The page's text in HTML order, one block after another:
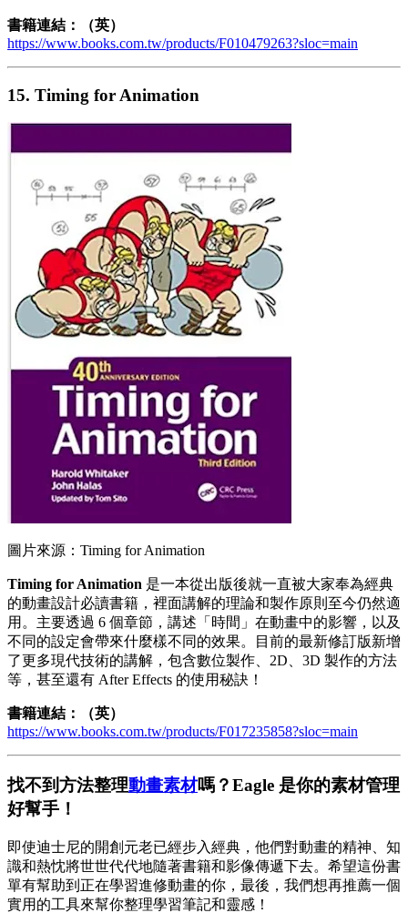
書籍連結：（英）
https://www.books.com.tw/products/F010479263?sloc=main
15. Timing for Animation
圖片來源：Timing for Animation
Timing for Animation 是一本從出版後就一直被大家奉為經典
的動畫設計必讀書籍，裡面講解的理論和製作原則至今仍然適
用。主要透過 6 個章節，講述「時間」在動畫中的影響，以及
不同的設定會帶來什麼樣不同的效果。目前的最新修訂版新增
了更多現代技術的講解，包含數位製作、2D、3D 製作的方法
等，甚至還有 After Effects 的使用秘訣！
書籍連結：（英）
https://www.books.com.tw/products/F017235858?sloc=main
找不到方法整理動畫素材嗎？Eagle 是你的素材管理
好幫手！
即使迪士尼的開創元老已經步入經典，他們對動畫的精神、知
識和熱忱將世世代代地隨著書籍和影像傳遞下去。希望這份書
單有幫助到正在學習進修動畫的你，最後，我們想再推薦一個
實用的工具來幫你整理學習筆記和靈感！